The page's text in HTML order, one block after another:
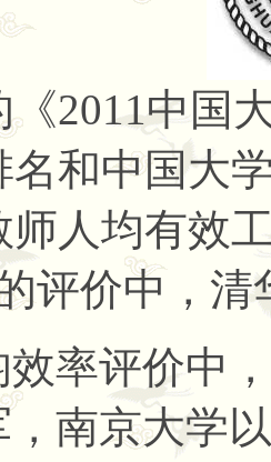
2011中国
名和中国大
师人均有效
评价中，清
率评价中
南京大学